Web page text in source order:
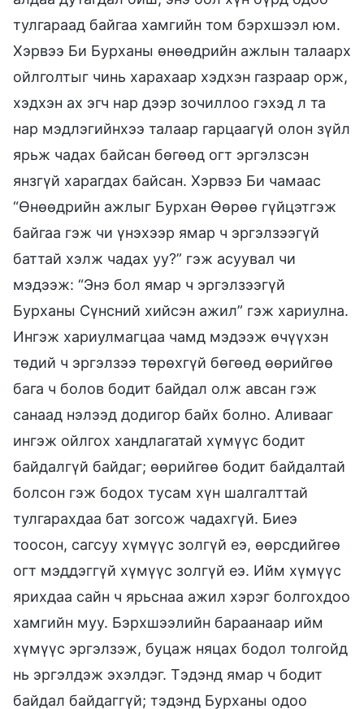
тулгараад байгаа хамгийн том бэрхшээл юм.
Хэрвээ Би Бурханы өнөөдрийн ажлын талаарх
ойлголтыг чинь харахаар хэдхэн газраар орж,
хэдхэн ах эгч нар дээр зочиллоо гэхэд л та
нар мэдлэгийнхээ талаар гарцаагүй олон зүйл
ярьж чадах байсан бөгөөд огт эргэлзсэн
янзгүй харагдах байсан. Хэрвээ Би чамаас
“Өнөөдрийн ажлыг Бурхан Өөрөө гүйцэтгэж
байгаа гэж чи үнэхээр ямар ч эргэлзээгүй
баттай хэлж чадах уу?” гэж асуувал чи
мэдээж: “Энэ бол ямар ч эргэлзээгүй
Бурханы Сүнсний хийсэн ажил” гэж хариулна.
Ингэж хариулмагцаа чамд мэдээж өчүүхэн
төдий ч эргэлзээ төрөхгүй бөгөөд өөрийгөө
бага ч болов бодит байдал олж авсан гэж
санаад нэлээд додигор байх болно. Аливааг
ингэж ойлгох хандлагатай хүмүүс бодит
байдалгүй байдаг; өөрийгөө бодит байдалтай
болсон гэж бодох тусам хүн шалгалттай
тулгарахдаа бат зогсож чадахгүй. Биеэ
тоосон, сагсуу хүмүүс золгүй еэ, өөрсдийгөө
огт мэддэггүй хүмүүс золгүй еэ. Ийм хүмүүс
ярихдаа сайн ч ярьснаа ажил хэрэг болгохдоо
хамгийн муу. Бэрхшээлийн бараанаар ийм
хүмүүс эргэлзэж, буцаж няцах бодол толгойд
нь эргэлдэж эхэлдэг. Тэдэнд ямар ч бодит
байдал байдаггүй; тэдэнд Бурханы одоо